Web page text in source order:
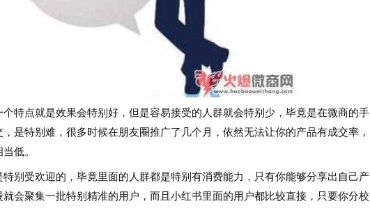
点就是效果会特别好，但是容易接受的人群就会特别少，毕竟是在微商的手
是特别难，很多时候在朋友圈推广了几个月，依然无法让你的产品有成交率，
低。
受欢迎的，毕竟里面的人群都是特别有消费能力，只有你能够分享出自己产
会聚集一批特别精准的用户，而且小红书里面的用户都比较直接，只要你分校